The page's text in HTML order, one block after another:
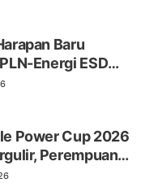
Baru
Energi ESDM
untuk
Power Cup 2026
Perempuan